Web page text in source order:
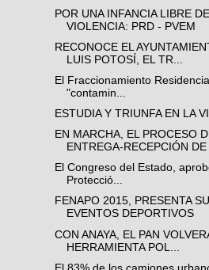
POR UNA INFANCIA LIBRE DE
VIOLENCIA: PRD - PVEM
RECONOCE EL
LUIS POTOSÍ, EL TR...
El Fraccionamiento
"contamin...
ESTUDIA Y TRIUNFA EN LA
EN MARCHA, EL PROCESO
ENTREGA-RECEPCIÓN DE
El Congreso del Estado,
Protecció...
FENAPO 2015, PRESENTA
EVENTOS DEPORTIVOS
CON ANAYA, EL PAN
HERRAMIENTA POL...